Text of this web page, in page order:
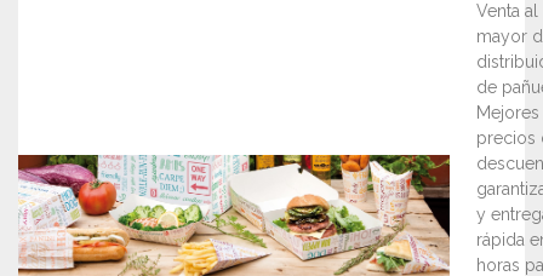
Venta
mayor
de
Mejores
precios
y
rápida
horas